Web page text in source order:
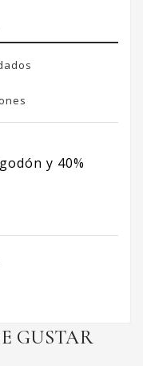
y 40%
GUSTAR